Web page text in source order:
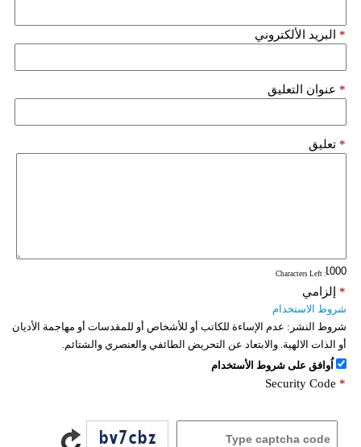
البريد الألكتروني *
عنوان التعليق *
تعليق *
: Characters Left
إلزامي *
شروط الاستخدام
شروط النشر: عدم الإساءة للكاتب أو للأشخاص أو للمقدسات أو مهاجمة الأديان
أو الذات الالهية. والابتعاد عن التحريض الطائفي والعنصري والشتائم.
اُوافق على شروط الأستخدام
Security Code *